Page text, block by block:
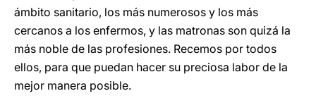
ámbito sanitario, los más numerosos y los más
cercanos a los enfermos, y las matronas son quizá la
más noble de las profesiones. Recemos por todos
ellos, para que puedan hacer su preciosa labor de la
mejor manera posible.